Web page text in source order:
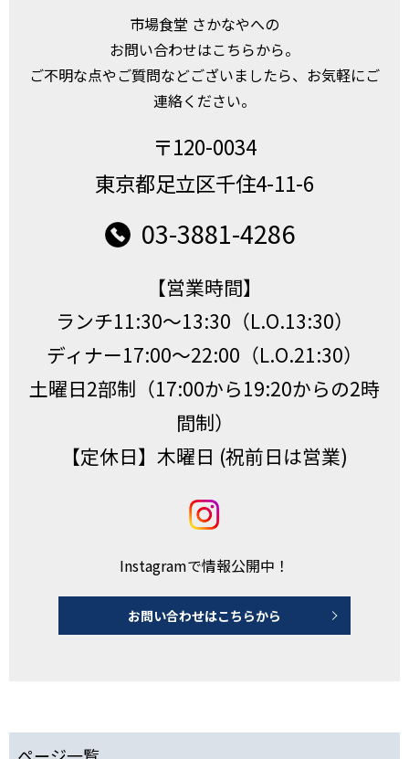
市場食堂 さかなやへの
お問い合わせはこちらから。
ご不明な点やご質問などございましたら、お気軽にご
連絡ください。
〒120-0034
東京都足立区千住4-11-6
03-3881-4286
【営業時間】
ランチ11:30〜13:30（L.O.13:30）
ディナー17:00〜22:00（L.O.21:30）
土曜日2部制（17:00から19:20からの2時
間制）
【定休日】木曜日 (祝前日は営業)
Instagramで情報公開中！
お問い合わせはこちらから